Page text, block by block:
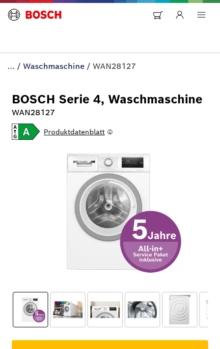
... / Waschmaschine / WAN28127
BOSCH Serie 4, Waschmaschine
WAN28127
Produktdatenblatt